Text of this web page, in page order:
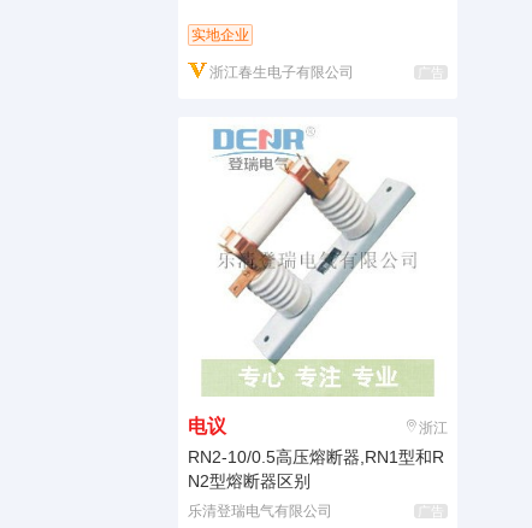
实地企业
浙江春生电子有限公司 广告
电议 浙江
RN2-10/0.5高压熔断器,RN1型和R
N2型熔断器区别
乐清登瑞电气有限公司 广告